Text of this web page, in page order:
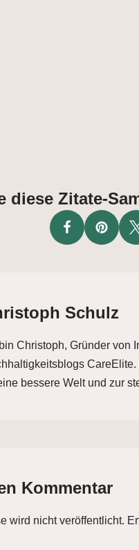
diese Zitate-
Schulz
Christoph, Gründer von
bessere Welt und zur
Kommentar
wird nicht veröffentlicht.